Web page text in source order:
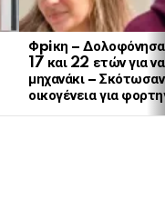
Φpiκη –
17 και 22 ετών για
μηχανάκι – Σκότωσαν
οικογένεια για